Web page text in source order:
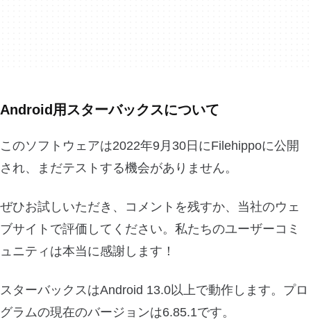
Android用スターバックスについて
このソフトウェアは2022年9月30日にFilehippoに公開
され、まだテストする機会がありません。
ぜひお試しいただき、コメントを残すか、当社のウェ
ブサイトで評価してください。私たちのユーザーコミ
ュニティは本当に感謝します！
スターバックスはAndroid 13.0以上で動作します。プロ
グラムの現在のバージョンは6.85.1です。